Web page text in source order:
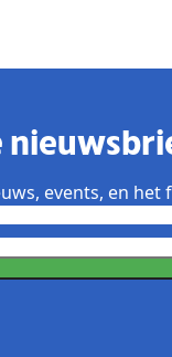
events, en het